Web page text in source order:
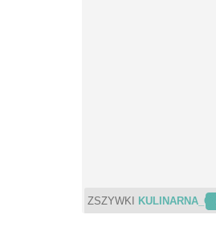
ZSZYWKI